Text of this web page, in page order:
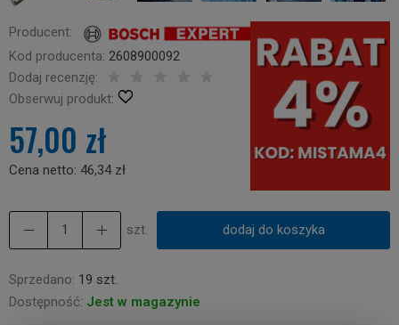
Producent:
Kod producenta: 2608900092
Dodaj recenzję:
Obserwuj produkt:
57,00 zł
Cena netto: 46,34 zł
szt. dodaj do koszyka
Sprzedano: 19 szt.
Dostępność: Jest w magazynie